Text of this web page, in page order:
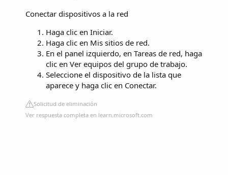
Conectar dispositivos a la red
Haga clic en Iniciar.
Haga clic en Mis sitios de red.
En el panel izquierdo, en Tareas de red, haga
clic en Ver equipos del grupo de trabajo.
Seleccione el dispositivo de la lista que
aparece y haga clic en Conectar.
Solicitud de eliminación
Ver respuesta completa en learn.microsoft.com